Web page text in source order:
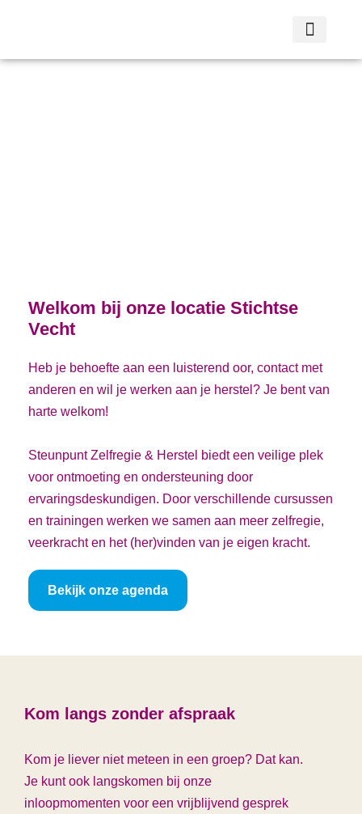
Welkom bij onze locatie Stichtse
Vecht
Heb je behoefte aan een luisterend oor, contact met
anderen en wil je werken aan je herstel? Je bent van
harte welkom!
Steunpunt Zelfregie & Herstel biedt een veilige plek
voor ontmoeting en ondersteuning door
ervaringsdeskundigen. Door verschillende cursussen
en trainingen werken we samen aan meer zelfregie,
veerkracht en het (her)vinden van je eigen kracht.
Bekijk onze agenda
Kom langs zonder afspraak
Kom je liever niet meteen in een groep? Dat kan.
Je kunt ook langskomen bij onze
inloopmomenten voor een vrijblijvend gesprek